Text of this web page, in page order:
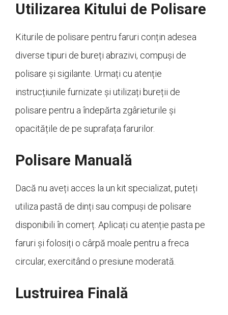
Utilizarea Kitului de Polisare
Kiturile de polisare pentru faruri conțin adesea
diverse tipuri de bureți abrazivi, compuși de
polisare și sigilante. Urmați cu atenție
instrucțiunile furnizate și utilizați bureții de
polisare pentru a îndepărta zgârieturile și
opacitățile de pe suprafața farurilor.
Polisare Manuală
Dacă nu aveți acces la un kit specializat, puteți
utiliza pastă de dinți sau compuși de polisare
disponibili în comerț. Aplicați cu atenție pasta pe
faruri și folosiți o cârpă moale pentru a freca
circular, exercitând o presiune moderată.
Lustruirea Finală